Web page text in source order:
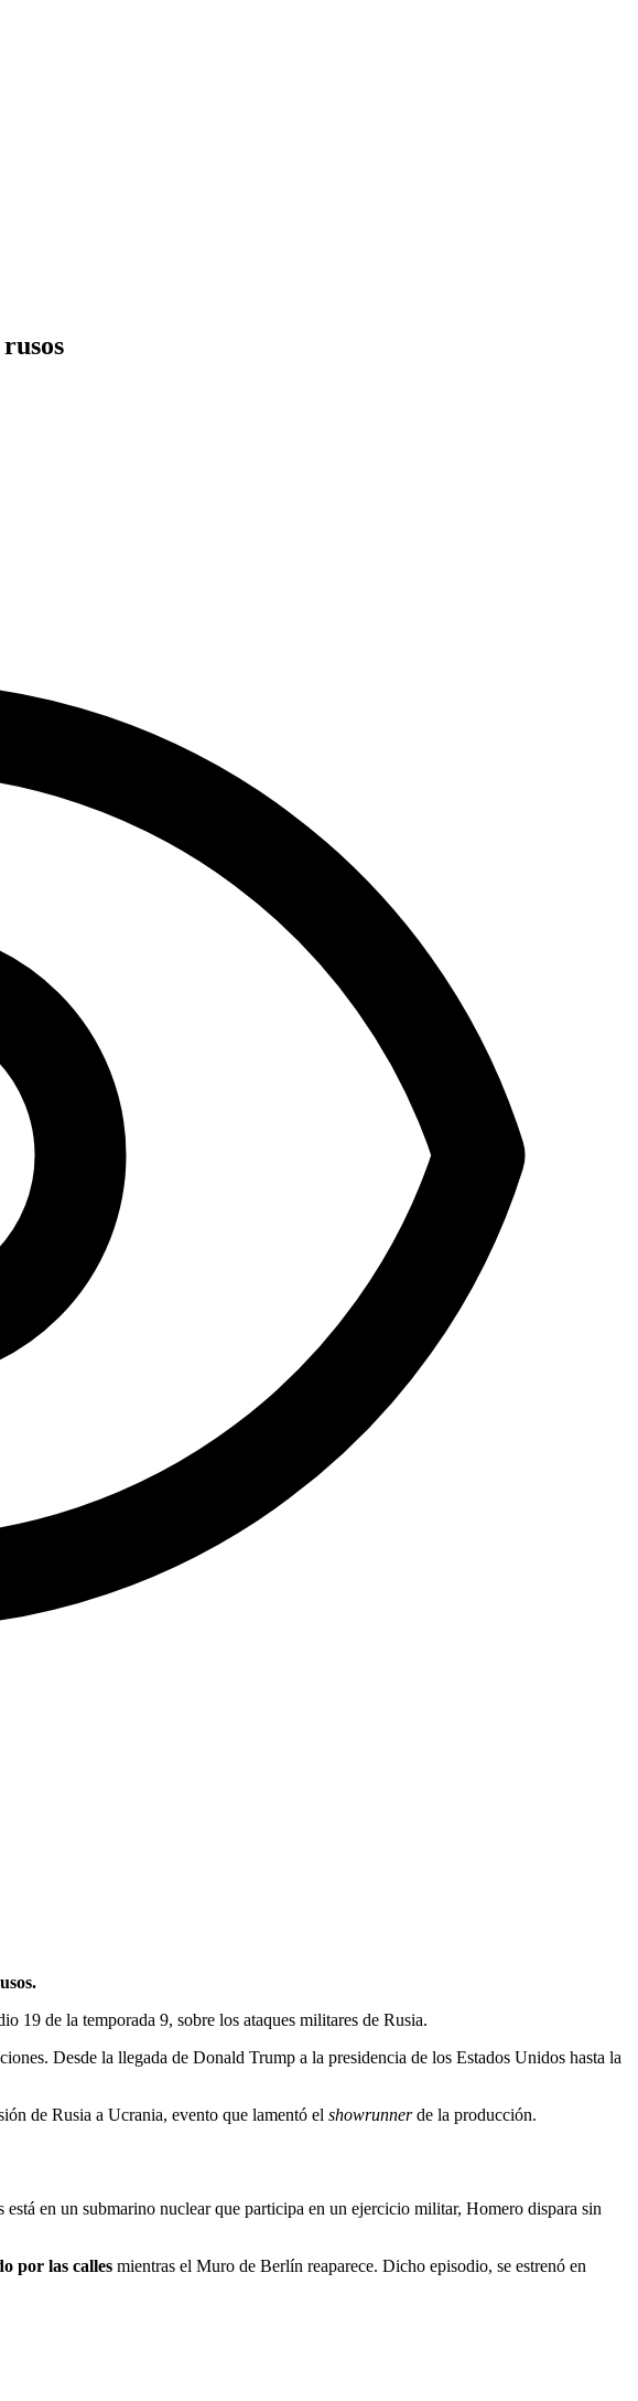
19 de la temporada 9, sobre los ataques militares de Rusia.
Desde la llegada de Donald Trump a la presidencia de los Estados Unidos hasta la
de Rusia a Ucrania, evento que lamentó el showrunnerde la producción.
en un submarino nuclear que participa en un ejercicio militar, Homero dispara sin
por las calles mientras el Muro de Berlín reaparece. Dicho episodio, se estrenó en